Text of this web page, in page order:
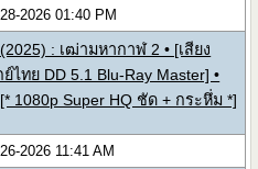
2026 01:40 PM
: เฒ่ามหากาฬ 2 • [เสียง
ไทย DD 5.1 Blu-Ray Master] •
1080p Super HQ ชัด + กระหึ่ม *]
2026 11:41 AM